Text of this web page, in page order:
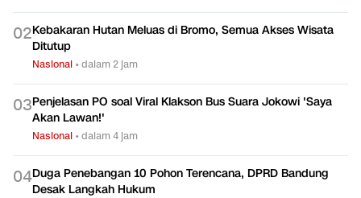
02Kebakaran Hutan Meluas di Bromo, Semua Akses Wisata
Ditutup
Nasional •dalam 2 jam
03Penjelasan PO soal Viral Klakson Bus Suara Jokowi 'Saya
Akan Lawan!'
Nasional •dalam 4 jam
04Duga Penebangan 10 Pohon Terencana, DPRD Bandung
Desak Langkah Hukum